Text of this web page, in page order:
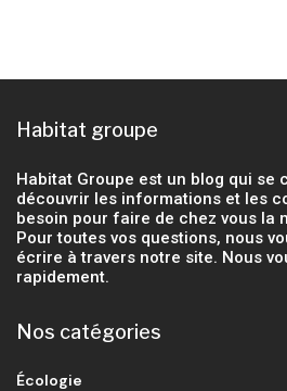
Habitat groupe
Habitat Groupe est un blog qui se
découvrir les informations et les
besoin pour faire de chez vous la
Pour toutes vos questions, nous
écrire à travers notre site. Nous
rapidement.
Nos catégories
Écologie